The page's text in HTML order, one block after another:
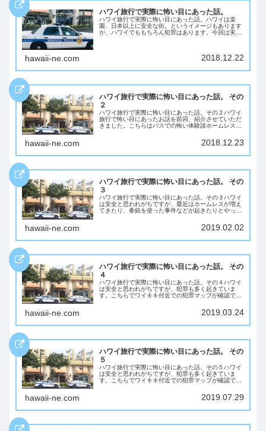
ハワイ旅行で実際に怖い目にあった話。
ハワイ旅行で実際に怖い目にあった話。ハワイは楽
園、日本以上に安全な街。というイメージもあります
が、ハワイでももちろん犯罪はあります。今回は実際
hawaii-ne.com 2018.12.22
ハワイ旅行で実際に怖い目にあった話。 その
２
ハワイ旅行で実際に怖い目にあった話。その２ハワイ
旅行で怖い目にあったお話を前回、紹介させていただ
きました。こちらはバスでの怖い体験談ホームレスに
他にも色々とハワイで怖い目には経験をされている
hawaii-ne.com 2018.12.23
ハワイ旅行で実際に怖い目にあった話。 その
３
ハワイ旅行で実際に怖い目にあった話。その３ハワイ
は安全と思われがちですが、最近はホームレスが増え
てきたり、拳銃を使った事件などが起きたりとやっぱ
ています。読者の方から、ハワイで怖い思いをした
hawaii-ne.com 2019.02.02
ハワイ旅行で実際に怖い目にあった話。 その
４
ハワイ旅行で実際に怖い目にあった話。その４ハワイ
は安全と思われがちですが、犯罪も多く起きていま
す。こちらでワイキキ付近での犯罪マップが確認でき
す。今回は前回に続きハワイで怖い目にあった話のご
hawaii-ne.com 2019.03.24
ハワイ旅行で実際に怖い目にあった話。 その
５
ハワイ旅行で実際に怖い目にあった話。その５ハワイ
は安全と思われがちですが、犯罪も多く起きていま
す。こちらでワイキキ付近での犯罪マップが確認でき
す。今回は前回に続きハワイで怖い目にあった話のご
hawaii-ne.com 2019.07.29